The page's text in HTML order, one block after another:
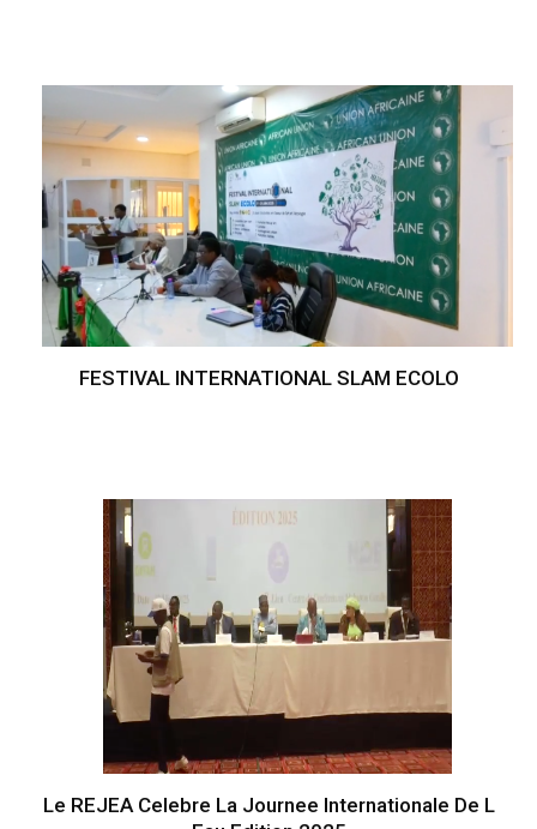
FESTIVAL INTERNATIONAL SLAM ECOLO
Le REJEA Celebre La Journee Internationale De L